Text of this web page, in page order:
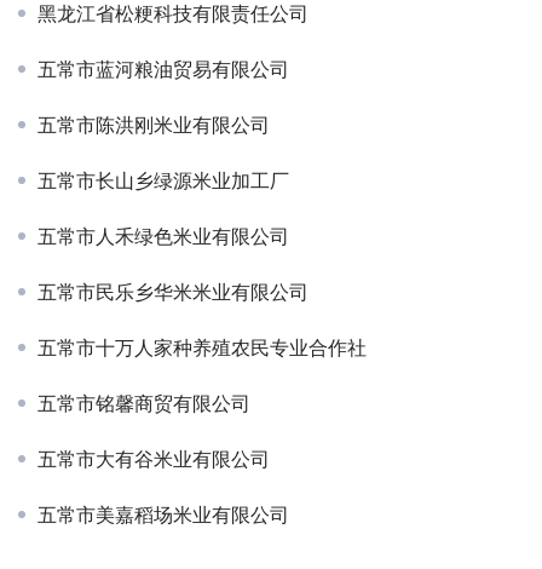
黑龙江省松粳科技有限责任公司
五常市蓝河粮油贸易有限公司
五常市陈洪刚米业有限公司
五常市长山乡绿源米业加工厂
五常市人禾绿色米业有限公司
五常市民乐乡华米米业有限公司
五常市十万人家种养殖农民专业合作社
五常市铭馨商贸有限公司
五常市大有谷米业有限公司
五常市美嘉稻场米业有限公司